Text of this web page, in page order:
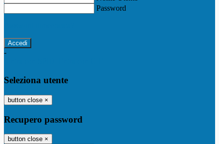
Password
-
Seleziona utente
button close ×
Recupero password
button close ×